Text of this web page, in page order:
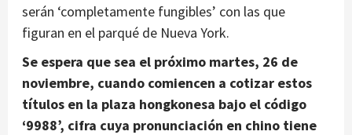
serán ‘completamente fungibles’ con las que
figuran en el parqué de Nueva York.
Se espera que sea el próximo martes, 26 de
noviembre, cuando comiencen a cotizar estos
títulos en la plaza hongkonesa bajo el código
‘9988’, cifra cuya pronunciación en chino tiene